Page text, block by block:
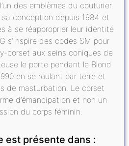
des emblèmes du couturier.
sa conception depuis 1984 et
à se réapproprier leur identité
s’inspire des codes SM pour
corset aux seins coniques de
le porte pendant le Blond
en se roulant par terre et
de masturbation. Le corset
d’émancipation et non un
du corps féminin.
est présente dans :